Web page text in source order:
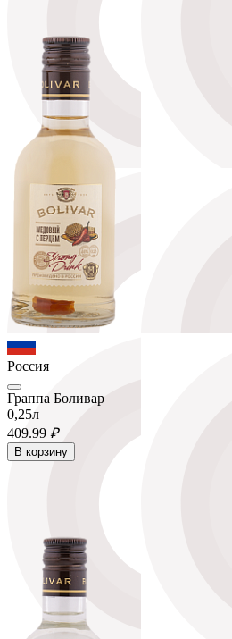
Россия
Граппа Боливар
0,25л
409.99 ₽
В корзину